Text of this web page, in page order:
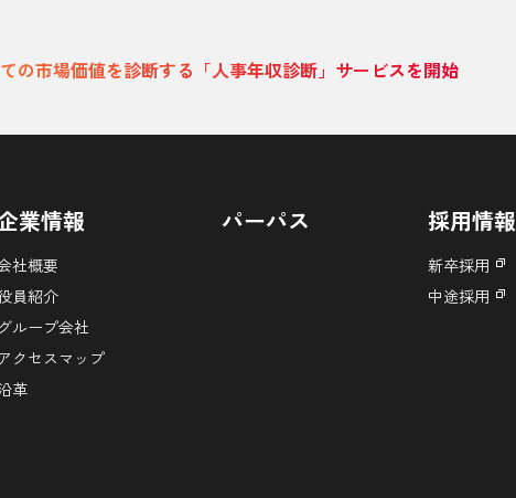
の市場価値を診断する「人事年収診断」サービスを開始
業情報
社概要
員紹介
グループ会社
クセスマップ
革
パーパス 採用情報
新卒採用
中途採用